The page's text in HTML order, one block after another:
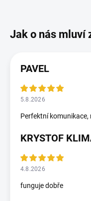
PAVEL
5.8.2026
Perfektní komunikace,
KRYSTOF
4.8.2026
funguje dobře